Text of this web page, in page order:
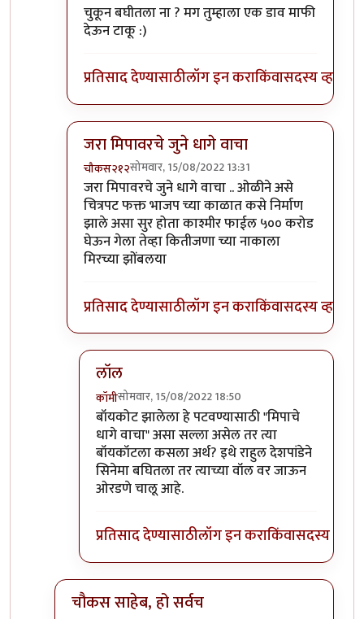
चुकून बघीतला ना ? मग तुम्हाला एक डाव माफी
देऊन टाकू :)
प्रतिसाद देण्यासाठीलॉग इन कराकिंवासदस्य व्हा
जरा मिपावरचे जुने धागे वाचा
चौकस२१२सोमवार, 15/08/2022 13:31
In reply toमानकर्णिक, पानिपत , तान्हाजी
जरा मिपावरचे जुने धागे वाचा .. ओळीने असे
चित्रपट फक्त भाजप च्या काळात कसे निर्माण
झाले असा सुर होता काश्मीर फाईल ५०० करोड
घेऊन गेला तेव्हा कितीजणा च्या नाकाला
मिरच्या झोंबलया
प्रतिसाद देण्यासाठीलॉग इन कराकिंवासदस्य व्हा
लॉल
कॉमीसोमवार, 15/08/2022 18:50
In reply toजरा मिपावरचे जुने धागे वाचा
बॉयकोट झालेला हे पटवण्यासाठी "मिपाचे
धागे वाचा" असा सल्ला असेल तर त्या
बॉयकॉटला कसला अर्थ? इथे राहुल देशपांडेने
सिनेमा बघितला तर त्याच्या वॉल वर जाऊन
ओरडणे चालू आहे.
प्रतिसाद देण्यासाठीलॉग इन कराकिंवासदस्य व्हा
चौकस साहेब, हो सर्वच